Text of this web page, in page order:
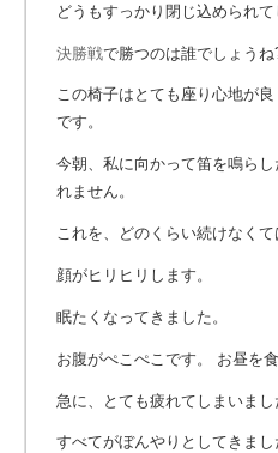
どうもすっかり閉じ込められ
決勝戦で勝つのは誰でしょうね
この椅子はとても座り心地が
です。
今朝、私に向かって笛を鳴ら
れません。
これを、どのくらい続けなく
顔がヒリヒリします。
眠たくなってきました。
お腹がぺこぺこです。 お昼を
急に、とても疲れてしまいまし
すべてがぼんやりとしてきまし